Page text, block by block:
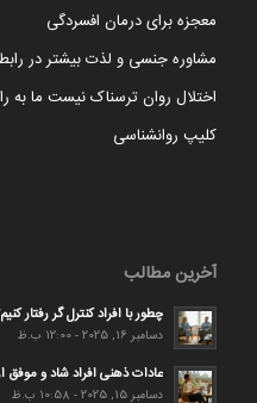
معجزه برای درمان افسردگی
مشاوره جنسی و لذت بیشتر در
اختلال روان ترسناک نیست ما به
کلیپ روانشناسی
آخرین مطالب
چطور با افراد کنترل گر رفتار
دسامبر 16, 2025 - 12:00 ب.ظ
عادات ذهنی افراد شاد و موفق
دسامبر 15, 2025 - 10:58 ب.ظ